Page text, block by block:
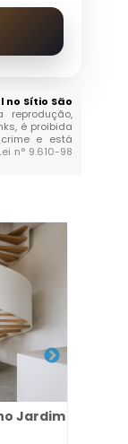
Sítio São
reprodução,
é proibida
e está
n° 9.610-98
Jardim